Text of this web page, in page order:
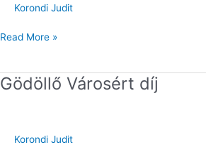
Korondi Judit
Read More »
Gödöllő Városért díj
Korondi Judit
Gödöllő